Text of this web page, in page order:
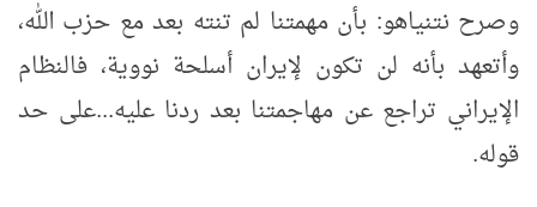
وصرح نتنياهو: بأن مهمتنا لم تنته بعد مع حزب الله،
وأتعهد بأنه لن تكون لإيران أسلحة نووية، فالنظام
الإيراني تراجع عن مهاجمتنا بعد ردنا عليه...على حد
قوله.